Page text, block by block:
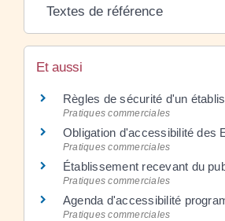
Textes de référence
Et aussi
Règles de sécurité d'un
Pratiques commerciales
Obligation d'accessibilité des
Pratiques commerciales
Établissement recevant du
Pratiques commerciales
Agenda d'accessibilité
Pratiques commerciales